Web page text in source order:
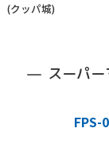
(クッパ城)
スーパ
FPS-